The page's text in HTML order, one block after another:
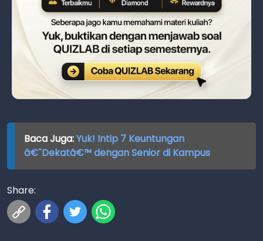
Baca Juga:Yuk! Intip 7 Keuntungan
â€˜Dekatâ€™ dengan Senior di Kampus
Share: